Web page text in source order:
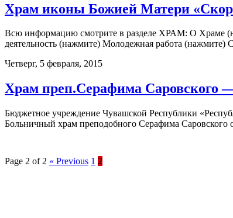
Храм иконы Божией Матери
Всю информацию смотрите в разделе ХРАМ: О Храме
деятельность (нажмите) Молодежная работа
Четверг, 5 февраля, 2015
Храм преп.Серафима Саровского
Бюджетное учреждение Чувашской Республики
Больничный храм преподобного Серафима
Page 2 of 2 « Previous 1 2